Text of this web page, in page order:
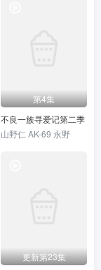
第4集
不良一族寻爱记第二季
山野仁 AK-69 永野
更新第23集